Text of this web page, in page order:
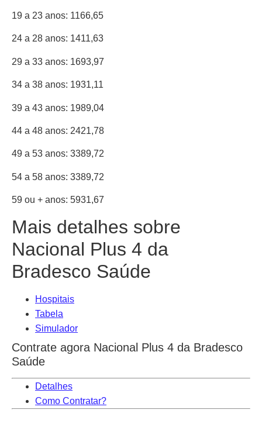
19 a 23 anos: 1166,65
24 a 28 anos: 1411,63
29 a 33 anos: 1693,97
34 a 38 anos: 1931,11
39 a 43 anos: 1989,04
44 a 48 anos: 2421,78
49 a 53 anos: 3389,72
54 a 58 anos: 3389,72
59 ou + anos: 5931,67
Mais detalhes sobre
Nacional Plus 4 da
Bradesco Saúde
Hospitais
Tabela
Simulador
Contrate agora Nacional Plus 4 da Bradesco
Saúde
Detalhes
Como Contratar?